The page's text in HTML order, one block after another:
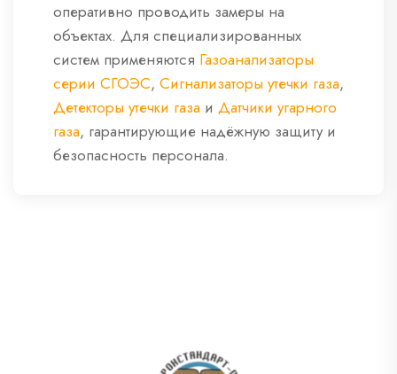
оперативно проводить замеры на
объектах. Для специализированных
систем применяются Газоанализаторы
серии СГОЭС, Сигнализаторы утечки газа,
Детекторы утечки газа и Датчики угарного
газа, гарантирующие надёжную защиту и
безопасность персонала.